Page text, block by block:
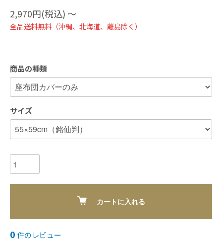
2,970円(税込) 〜
全品送料無料（沖縄、北海道、離島除く）
商品の種類
サイズ
カートに入れる
0 件のレビュー